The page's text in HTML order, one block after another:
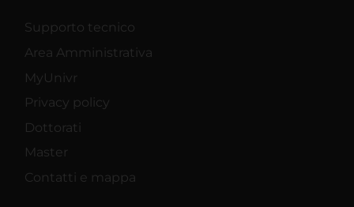
Supporto tecnico
Area Amministrativa
MyUnivr
Privacy policy
Dottorati
Master
Contatti e mappa